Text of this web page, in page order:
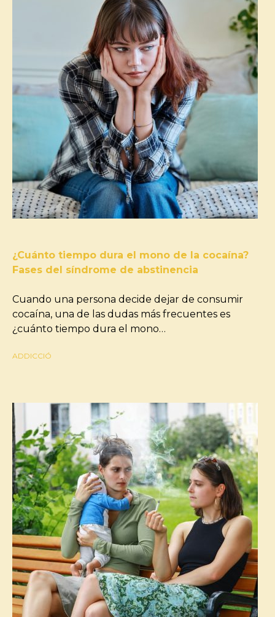
¿Cuánto tiempo dura el mono de la cocaína?
Fases del síndrome de abstinencia
Cuando una persona decide dejar de consumir
cocaína, una de las dudas más frecuentes es
¿cuánto tiempo dura el mono…
ADDICCIÓ